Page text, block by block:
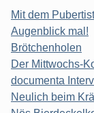
Mit dem
Augenblick mal!
Brötchenholen
Der Mittwochs-
documenta
Neulich beim